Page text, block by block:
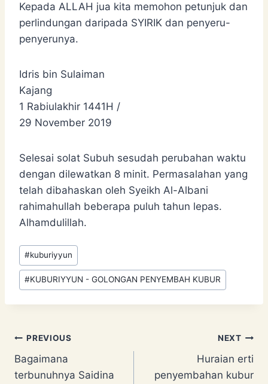
Kepada ALLAH jua kita memohon petunjuk dan
perlindungan daripada SYIRIK dan penyeru-
penyerunya.
Idris bin Sulaiman
Kajang
1 Rabiulakhir 1441H /
29 November 2019
Selesai solat Subuh sesudah perubahan waktu
dengan dilewatkan 8 minit. Permasalahan yang
telah dibahaskan oleh Syeikh Al-Albani
rahimahullah beberapa puluh tahun lepas.
Alhamdulillah.
Post
Tags:
#kuburiyyun
#KUBURIYYUN - GOLONGAN PENYEMBAH KUBUR
Post
navigation
PREVIOUS
Bagaimana
terbunuhnya Saidina
NEXT
Huraian erti
penyembahan kubur